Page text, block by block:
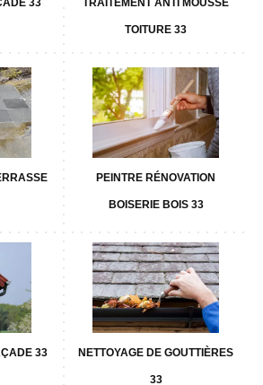
33 TRAITEMENT ANTI MOUSSE
TOITURE 33
PEINTRE RÉNOVATION
BOISERIE BOIS 33
33 NETTOYAGE DE GOUTTIÈRES
33